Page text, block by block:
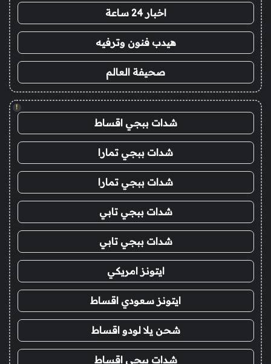
اخبار 24 ساعة
هيدب فنون وترفيه
صحيفة العالم
!
شدات ببجي اقساط
شدات ببجي تمارا
شدات ببجي تمارا
شدات ببجي تابي
شدات ببجي تابي
ايتونز امريكي
ايتونز سعودي اقساط
شحن يلا لودو اقساط
شدات ببجي اقساط